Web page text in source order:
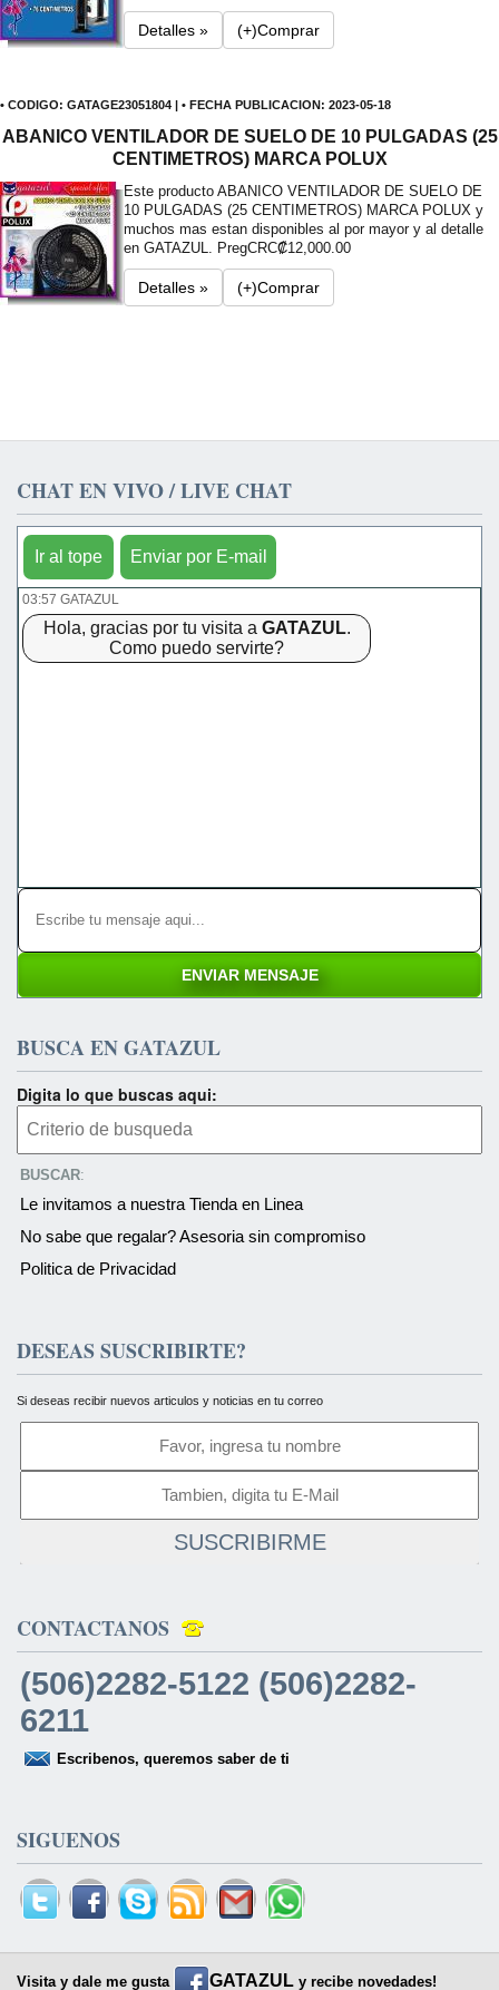
Detalles » (+)Comprar
• CODIGO: GATAGE23051804 | • FECHA PUBLICACION: 2023-05-18
ABANICO VENTILADOR DE SUELO DE 10 PULGADAS (25
CENTIMETROS) MARCA POLUX
Este producto ABANICO VENTILADOR DE SUELO DE
10 PULGADAS (25 CENTIMETROS) MARCA POLUX y
muchos mas estan disponibles al por mayor y al detalle
en GATAZUL. PregCRC₡12,000.00
Detalles » (+)Comprar
CHAT EN VIVO / LIVE CHAT
Ir al tope Enviar por E-mail
03:57 GATAZUL
Hola, gracias por tu visita a GATAZUL.
Como puedo servirte?
BUSCA EN GATAZUL
Digita lo que buscas aqui:
BUSCAR:
Le invitamos a nuestra Tienda en Linea
No sabe que regalar? Asesoria sin compromiso
Politica de Privacidad
DESEAS SUSCRIBIRTE?
Si deseas recibir nuevos articulos y noticias en tu correo
SUSCRIBIRME
CONTACTANOS
(506)2282-5122 (506)2282-
6211
Escribenos, queremos saber de ti
SIGUENOS
Visita y dale me gusta GATAZUL y recibe novedades!